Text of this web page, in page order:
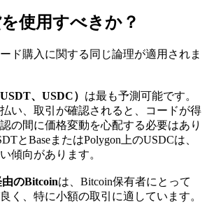
使用すべきか？
ド購入に関する同じ論理が適用されま
、USDC） は最も予測可能です。
い、取引が確認されると、コードが得
の間に価格変動を心配する必要はあり
とBaseまたはPolygon上のUSDCは、
傾向があります。
のBitcoinは、Bitcoin保有者にとって
く、特に小額の取引に適しています。